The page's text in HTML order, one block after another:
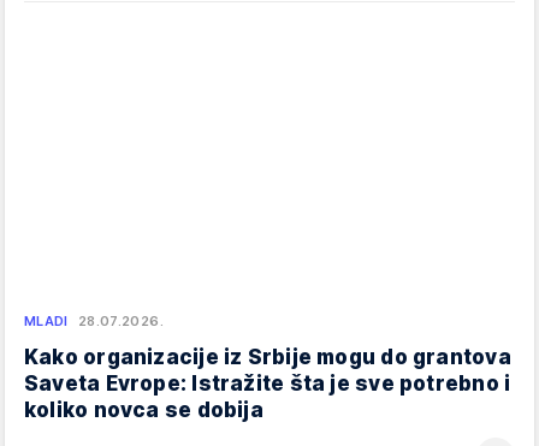
MLADI 28.07.2026.
Kako organizacije iz Srbije mogu do grantova
Saveta Evrope: Istražite šta je sve potrebno i
koliko novca se dobija